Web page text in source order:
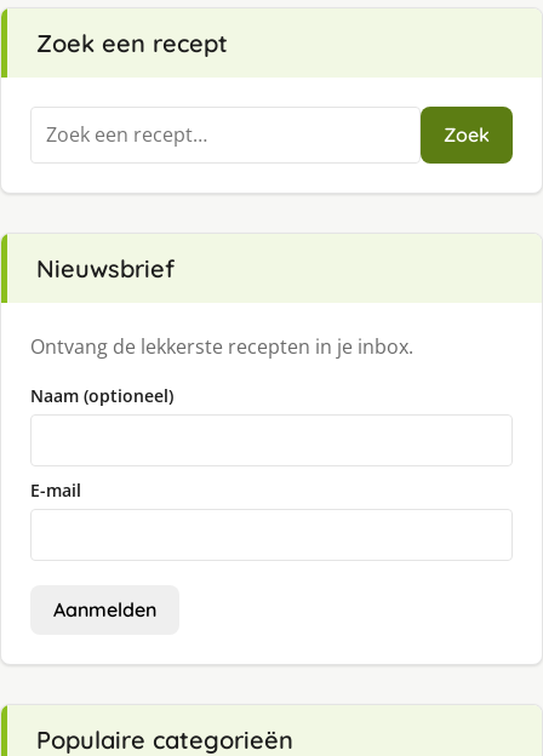
Zoek een recept
Zoeken
naar:
Zoek
Nieuwsbrief
Ontvang de lekkerste recepten in je inbox.
Naam (optioneel)
E-mail
Aanmelden
Populaire categorieën